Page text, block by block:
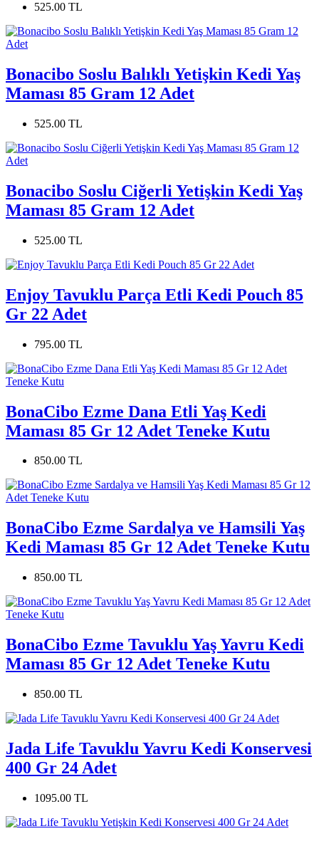
525.00 TL
Bonacibo Soslu Balıklı Yetişkin Kedi Yaş
Maması 85 Gram 12 Adet
525.00 TL
Bonacibo Soslu Ciğerli Yetişkin Kedi Yaş
Maması 85 Gram 12 Adet
525.00 TL
Enjoy Tavuklu Parça Etli Kedi Pouch 85
Gr 22 Adet
795.00 TL
BonaCibo Ezme Dana Etli Yaş Kedi
Maması 85 Gr 12 Adet Teneke Kutu
850.00 TL
BonaCibo Ezme Sardalya ve Hamsili Yaş
Kedi Maması 85 Gr 12 Adet Teneke Kutu
850.00 TL
BonaCibo Ezme Tavuklu Yaş Yavru Kedi
Maması 85 Gr 12 Adet Teneke Kutu
850.00 TL
Jada Life Tavuklu Yavru Kedi Konservesi
400 Gr 24 Adet
1095.00 TL